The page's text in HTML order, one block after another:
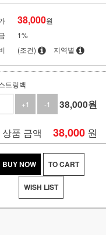
38,000원
1%
(조건) 지역별
트링백
+1
-1 38,000원
상품 금액 38,000 원
BUY NOW TO CART
WISH LIST